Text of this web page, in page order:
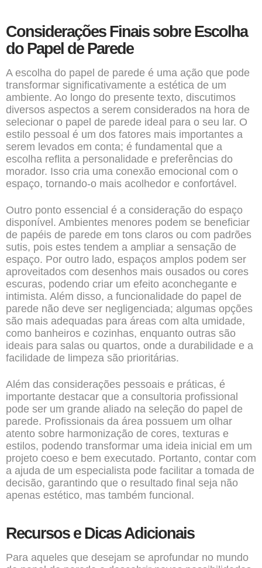
Considerações Finais sobre Escolha
do Papel de Parede
A escolha do papel de parede é uma ação que pode
transformar significativamente a estética de um
ambiente. Ao longo do presente texto, discutimos
diversos aspectos a serem considerados na hora de
selecionar o papel de parede ideal para o seu lar. O
estilo pessoal é um dos fatores mais importantes a
serem levados em conta; é fundamental que a
escolha reflita a personalidade e preferências do
morador. Isso cria uma conexão emocional com o
espaço, tornando-o mais acolhedor e confortável.
Outro ponto essencial é a consideração do espaço
disponível. Ambientes menores podem se beneficiar
de papéis de parede em tons claros ou com padrões
sutis, pois estes tendem a ampliar a sensação de
espaço. Por outro lado, espaços amplos podem ser
aproveitados com desenhos mais ousados ou cores
escuras, podendo criar um efeito aconchegante e
intimista. Além disso, a funcionalidade do papel de
parede não deve ser negligenciada; algumas opções
são mais adequadas para áreas com alta umidade,
como banheiros e cozinhas, enquanto outras são
ideais para salas ou quartos, onde a durabilidade e a
facilidade de limpeza são prioritárias.
Além das considerações pessoais e práticas, é
importante destacar que a consultoria profissional
pode ser um grande aliado na seleção do papel de
parede. Profissionais da área possuem um olhar
atento sobre harmonização de cores, texturas e
estilos, podendo transformar uma ideia inicial em um
projeto coeso e bem executado. Portanto, contar com
a ajuda de um especialista pode facilitar a tomada de
decisão, garantindo que o resultado final seja não
apenas estético, mas também funcional.
Recursos e Dicas Adicionais
Para aqueles que desejam se aprofundar no mundo